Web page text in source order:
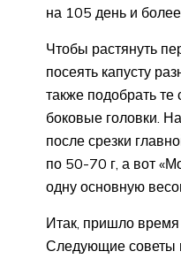
на 105 день и
Чтобы растянуть
посеять капусту
также подобрать те
боковые головки.
после срезки
по 50-70 г, а вот
одну основную
Итак, пришло
Следующие советы